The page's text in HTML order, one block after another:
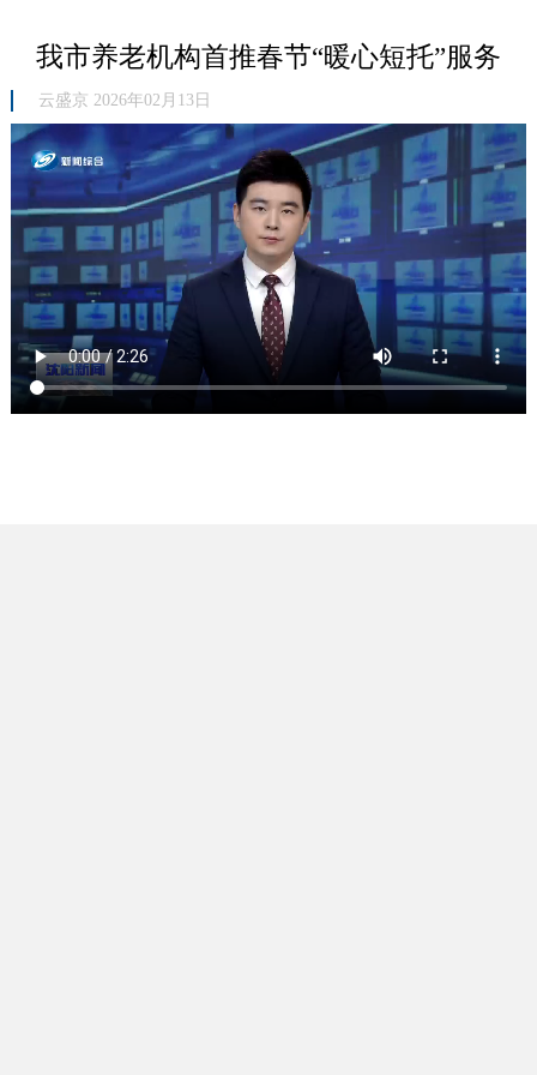
我市养老机构首推春节“暖心短托”服务
云盛京 2026年02月13日